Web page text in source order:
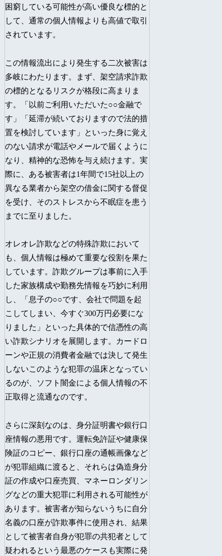
困窮している可能性が高い優良な標的と
して、通常の個人情報よりも高値で取引
されています。
この情報流出により発生する二次被害は
多岐にわたります。まず、架空請求詐欺
の標的となるリスクが格段に高まりま
す。「以前ご利用いただいた○○金融で
す」「延滞が続いておりますので法的措
置を検討しています」といった身に覚え
のない請求が電話やメールで届くように
なり、精神的な恐怖を与え続けます。実
際に、ある被害者は1年間で15社以上の
異なる業者から架空の借金に関する督促
を受け、そのストレスから不眠症を患う
までに至りました。
オレオレ詐欺などの特殊詐欺において
も、個人情報は極めて重要な役割を果た
しています。詐欺グループは事前に入手
した家族構成や勤務先情報を巧妙に利用
し、「息子の○○です、会社で問題を起
こしてしまい、今すぐ300万円必要にな
りました」といった具体的で信憑性の高
い詐欺シナリオを展開します。カードロ
ーンや正規の消費者金融では決して発生
しないこのような犯罪の温床となってい
るのが、ソフト闇金による個人情報の不
正取得と流通なのです。
さらに深刻なのは、身分証明書や銀行口
座情報の悪用です。運転免許証や健康保
険証のコピー、銀行口座の通帳画像など
が犯罪組織に渡ると、それらは偽造身分
証の作成や口座売買、マネーロンダリン
グなどの重大犯罪に利用される可能性が
あります。被害者が知らないうちに自分
名義の口座が詐欺事件に使用され、結果
として被害者自身が犯罪の共犯者として
疑われるという最悪のケースも実際に発